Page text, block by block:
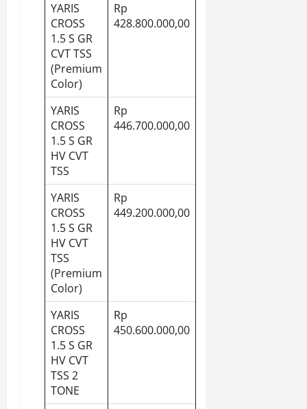
YARIS
CROSS
1.5 S GR
CVT TSS
(Premium
Color)
Rp
428.800.000,00
YARIS
CROSS
1.5 S GR
HV CVT
TSS
Rp
446.700.000,00
YARIS
CROSS
1.5 S GR
HV CVT
TSS
(Premium
Color)
Rp
449.200.000,00
YARIS
CROSS
1.5 S GR
HV CVT
TSS 2
TONE
Rp
450.600.000,00